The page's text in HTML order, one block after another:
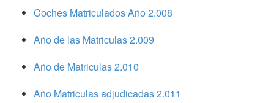
Coches Matriculados Año 2.008
Año de las Matriculas 2.009
Año de Matriculas 2.010
Año Matriculas adjudicadas 2.011